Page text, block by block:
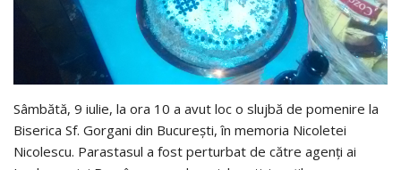
Sâmbătă, 9 iulie, la ora 10 a avut loc o slujbă de pomenire la
Biserica Sf. Gorgani din Bucureşti, în memoria Nicoletei
Nicolescu. Parastasul a fost perturbat de către agenţi ai